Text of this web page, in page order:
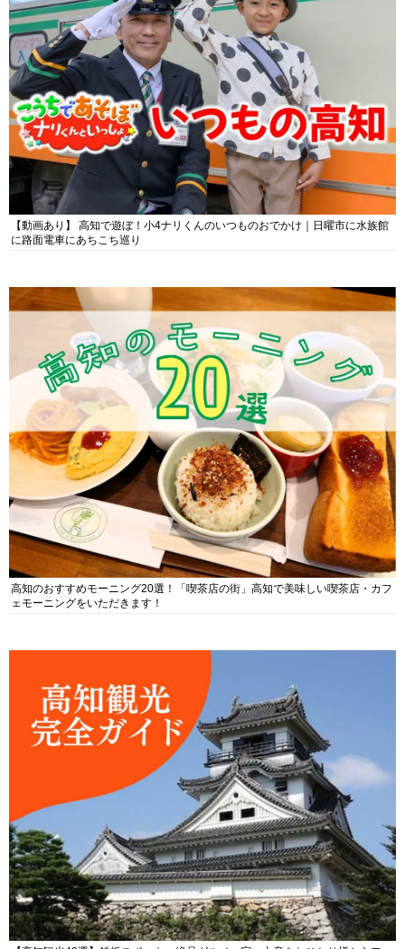
【動画あり】 高知で遊ぼ！小4ナリくんのいつものおでかけ｜日曜市に水族館
に路面電車にあちこち巡り
高知のおすすめモーニング20選！「喫茶店の街」高知で美味しい喫茶店・カフ
ェモーニングをいただきます！